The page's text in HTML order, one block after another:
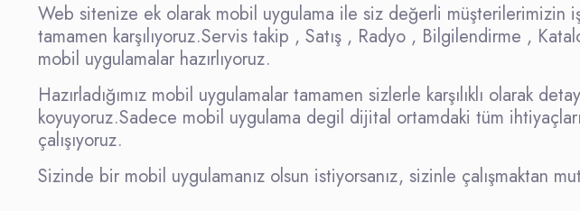
Web sitenize ek olarak mobil uygulama ile siz değerli müşterilerimizin
tamamen karşılıyoruz.Servis takip , Satış , Radyo , Bilgilendirme ,
mobil uygulamalar hazırlıyoruz.
Hazırladığımız mobil uygulamalar tamamen sizlerle karşılıklı olarak
koyuyoruz.Sadece mobil uygulama degil dijital ortamdaki tüm
çalışıyoruz.
Sizinde bir mobil uygulamanız olsun istiyorsanız, sizinle çalışmaktan